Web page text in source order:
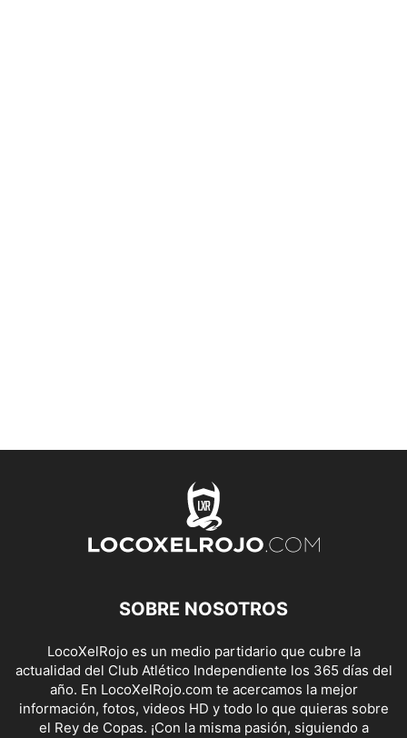
SOBRE NOSOTROS
LocoXelRojo es un medio partidario que cubre la
actualidad del Club Atlético Independiente los 365 días del
año. En LocoXelRojo.com te acercamos la mejor
información, fotos, videos HD y todo lo que quieras sobre
el Rey de Copas. ¡Con la misma pasión, siguiendo a